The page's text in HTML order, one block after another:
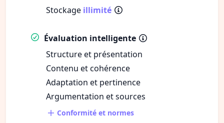
Stockage illimité
Évaluation intelligente
Structure et présentation
Contenu et cohérence
Adaptation et pertinence
Argumentation et sources
Conformité et normes